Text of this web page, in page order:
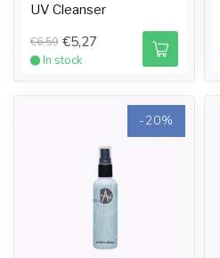
UV Cleanser
€6,59 €5,27
In stock
-20%